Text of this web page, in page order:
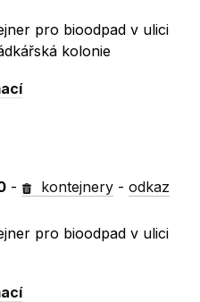
pro bioodpad v ulici
kolonie
- kontejnery -odkaz
pro bioodpad v ulici